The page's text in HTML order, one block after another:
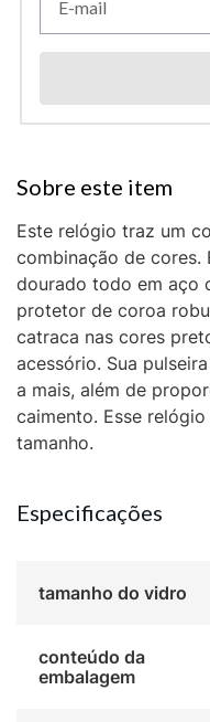
Este relógio traz um
combinação de cores.
dourado todo em aço
protetor de coroa
catraca nas cores
acessório. Sua
a mais, além de
caimento. Esse
tamanho.
Especificações
tamanho do vidro
conteúdo da
embalagem